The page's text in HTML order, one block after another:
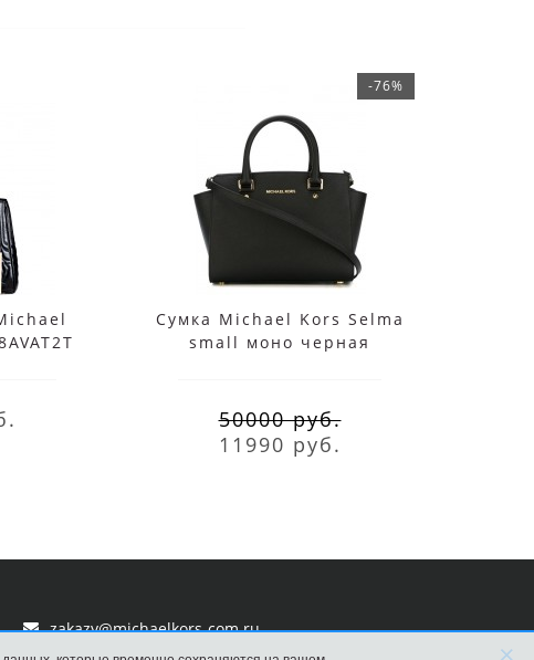
-76%
Сумка Michael Kors Selma
small моно черная
50000 руб.
11990 руб.
zakazy@michaelkors-com.ru
×